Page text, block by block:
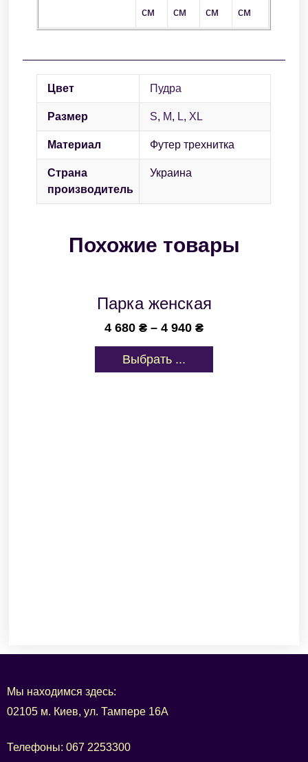
см
см
см
см
Цвет Пудра
Размер S, M, L, XL
Материал Футер трехнитка
Страна
производитель
Украина
Похожие товары
Парка женская
4 680 ₴ – 4 940 ₴
Выбрать ...
Мы находимся здесь:
02105 м. Киев, ул. Тампере 16А
Телефоны: 067 2253300